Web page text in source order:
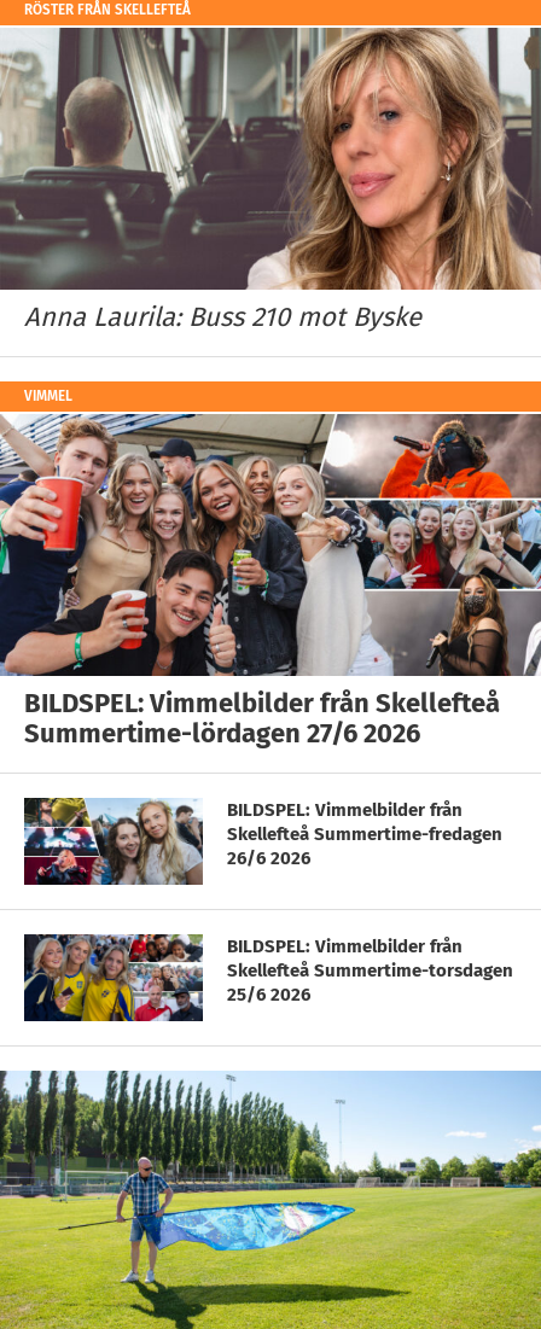
RÖSTER FRÅN SKELLEFTEÅ
Anna Laurila: Buss 210 mot Byske
VIMMEL
BILDSPEL: Vimmelbilder från Skellefteå
Summertime-lördagen 27/6 2026
BILDSPEL: Vimmelbilder från
Skellefteå Summertime-fredagen
26/6 2026
BILDSPEL: Vimmelbilder från
Skellefteå Summertime-torsdagen
25/6 2026